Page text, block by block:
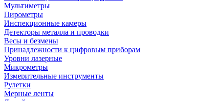
Мультиметры
Пирометры
Инспекционные камеры
Детекторы металла и проводки
Весы и безмены
Принадлежности к цифровым приборам
Уровни лазерные
Микрометры
Измерительные инструменты
Рулетки
Мерные ленты